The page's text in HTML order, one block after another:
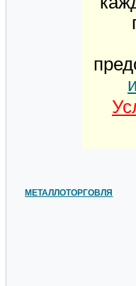
МЕТАЛЛОТОРГОВЛЯ